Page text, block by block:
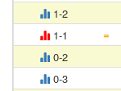
1-2
1-1
=
0-2
0-3